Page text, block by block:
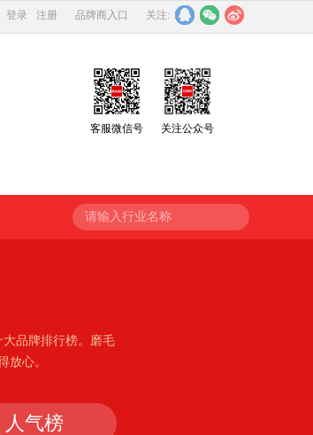
登录 注册 品牌商入口 关注:
客服微信号 关注公众号
请输入行业名称
品牌排行榜。磨毛
放心。
人气榜